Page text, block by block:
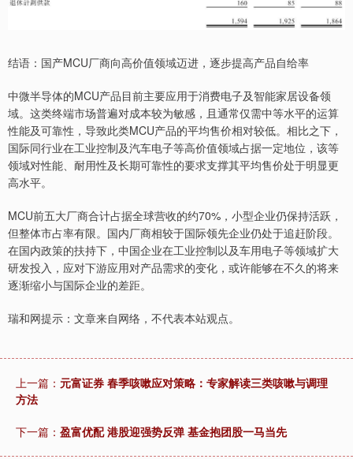
结语：国产MCU厂商向高价值领域迈进，逐步提高产品自给率
中微半导体的MCU产品目前主要应用于消费电子及智能家居设备领
域。这类终端市场普遍对成本较为敏感，且通常仅需中等水平的运算
性能及可靠性，导致此类MCU产品的平均售价相对较低。相比之下，
国际同行业在工业控制及汽车电子等高价值领域占据一定地位，该等
领域对性能、耐用性及长期可靠性的要求支撑其平均售价处于明显更
高水平。
MCU前五大厂商合计占据全球营收的约70%，小型企业仍保持活跃，
但整体市占率有限。国内厂商相较于国际领先企业仍处于追赶阶段。
在国内政策的扶持下，中国企业在工业控制以及车用电子等领域扩大
研发投入，应对下游应用对产品需求的变化，或许能够在不久的将来
逐渐缩小与国际企业的差距。
瑞和网提示：文章来自网络，不代表本站观点。
上一篇： 元富证券 春季咳嗽应对策略：专家解读三类咳嗽与调理
方法
下一篇： 盈富优配 港股迎强势反弹 基金抱团股一马当先